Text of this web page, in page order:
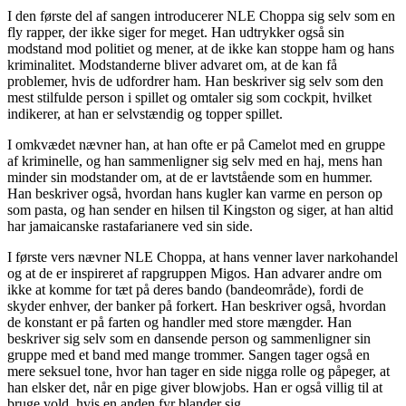
I den første del af sangen introducerer NLE Choppa sig selv som en
fly rapper, der ikke siger for meget. Han udtrykker også sin
modstand mod politiet og mener, at de ikke kan stoppe ham og hans
kriminalitet. Modstanderne bliver advaret om, at de kan få
problemer, hvis de udfordrer ham. Han beskriver sig selv som den
mest stilfulde person i spillet og omtaler sig som cockpit, hvilket
indikerer, at han er selvstændig og topper spillet.
I omkvædet nævner han, at han ofte er på Camelot med en gruppe
af kriminelle, og han sammenligner sig selv med en haj, mens han
minder sin modstander om, at de er lavtstående som en hummer.
Han beskriver også, hvordan hans kugler kan varme en person op
som pasta, og han sender en hilsen til Kingston og siger, at han altid
har jamaicanske rastafarianere ved sin side.
I første vers nævner NLE Choppa, at hans venner laver narkohandel
og at de er inspireret af rapgruppen Migos. Han advarer andre om
ikke at komme for tæt på deres bando (bandeområde), fordi de
skyder enhver, der banker på forkert. Han beskriver også, hvordan
de konstant er på farten og handler med store mængder. Han
beskriver sig selv som en dansende person og sammenligner sin
gruppe med et band med mange trommer. Sangen tager også en
mere seksuel tone, hvor han tager en side nigga rolle og påpeger, at
han elsker det, når en pige giver blowjobs. Han er også villig til at